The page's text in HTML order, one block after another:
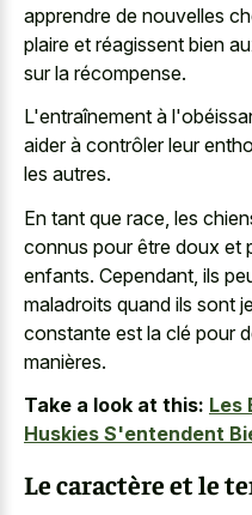
apprendre de nouvelles
plaire et réagissent bien
sur la récompense.
L'entraînement à
aider à contrôler leur
les autres.
En tant que race, les
connus pour être doux et
enfants. Cependant, ils
maladroits quand ils sont
constante est la clé pour
manières.
Take a look at this: Les
Huskies S'entendent
Le caractère et le